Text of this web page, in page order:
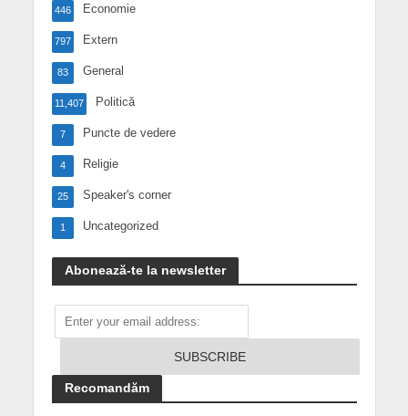
Economie
446
Extern
797
General
83
Politică
11,407
Puncte de vedere
7
Religie
4
Speaker's corner
25
Uncategorized
1
Abonează-te la newsletter
Recomandăm